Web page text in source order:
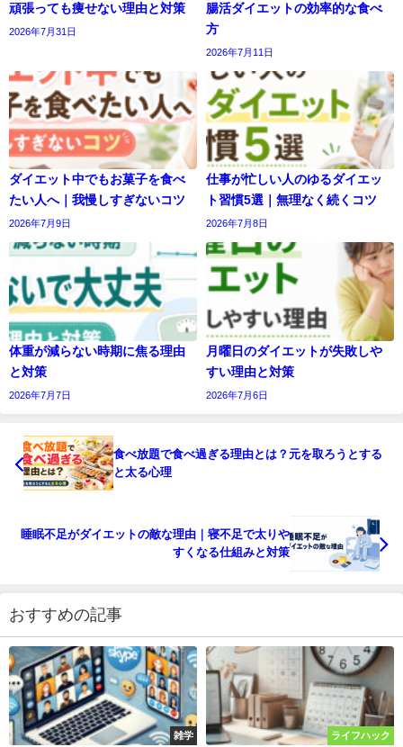
頑張っても痩せない理由と対策
2026年7月31日
腸活ダイエットの効率的な食べ
方
2026年7月11日
ダイエット中でもお菓子を食べ
たい人へ｜我慢しすぎないコツ
2026年7月9日
仕事が忙しい人のゆるダイエッ
ト習慣5選｜無理なく続くコツ
2026年7月8日
体重が減らない時期に焦る理由
と対策
2026年7月7日
月曜日のダイエットが失敗しや
すい理由と対策
2026年7月6日
食べ放題で食べ過ぎる理由とは？元を取ろうとする
と太る心理
睡眠不足がダイエットの敵な理由｜寝不足で太りや
すくなる仕組みと対策
おすすめの記事
雑学 ライフハック